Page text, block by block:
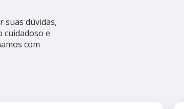
suas dúvidas,
cuidadoso e
com